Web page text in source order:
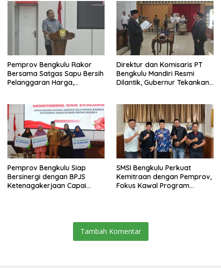
Pemprov Bengkulu Rakor
Bersama Satgas Sapu Bersih
Pelanggaran Harga,
Masih Jadi Sorotan
Direktur dan Komisaris PT
Bengkulu Mandiri Resmi
Dilantik, Gubernur Tekankan
Pemprov Bengkulu Siap
Bersinergi dengan BPJS
Ketenagakerjaan Capai
SMSI Bengkulu Perkuat
Kemitraan dengan Pemprov,
Fokus Kawal Program
Tambah Komentar